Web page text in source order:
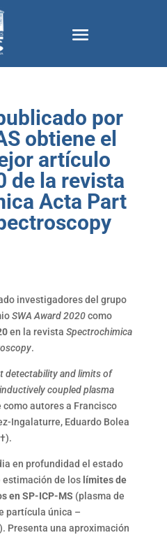
por
obtiene el
artículo
de la revista
Acta Part
investigadores del grupo
SWA Award 2020como
en la revista Spectrochimica
.
detectability and limits of
coupled plasma
como autores a Francisco
Ingalaturre, Eduardo Bolea
en profundidad el estado
estimación de los límites de
en SP-ICP-MS (plasma de
partícula única –
Presenta una aproximación